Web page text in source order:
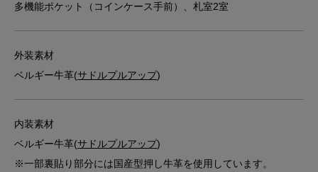
多機能ポケット（コインケース手前）、札室2室
外装素材
ベルギー牛革(サドルプルアップ)
内装素材
ベルギー牛革(サドルプルアップ)
※一部裏貼り部分には国産型押し牛革を使用しています。